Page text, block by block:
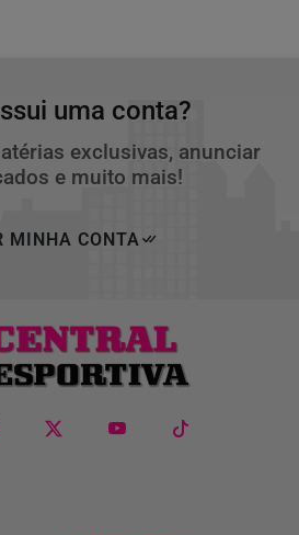
uma conta?
exclusivas, anunciar
e muito mais!
MINHA CONTA